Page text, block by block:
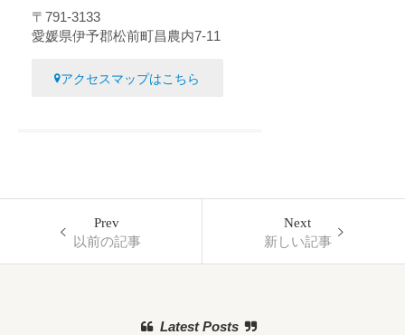
〒791-3133
愛媛県伊予郡松前町昌農内7-11
アクセスマップはこちら
Prev
以前の記事
Next
新しい記事
Latest Posts